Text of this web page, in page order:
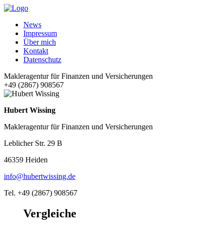
News
Impressum
Über mich
Kontakt
Datenschutz
Makleragentur für Finanzen und Versicherungen
+49 (2867) 908567
Hubert Wissing
Makleragentur für Finanzen und Versicherungen
Leblicher Str. 29 B
46359 Heiden
info@hubertwissing.de
Tel. +49 (2867) 908567
Vergleiche